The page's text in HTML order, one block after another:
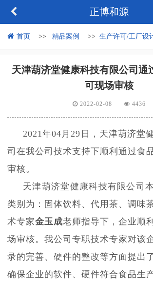
正博和源
首页 精品案例 生产许可/工厂设
天津葫济堂健康科技有限公司通
可现场审核
2022-02-08 4436
2021年04 月29 日， 天津葫济堂
司 在我公司技术支持下顺利通过食
审核。
天津葫济堂健康科技有限公司
类别为：固体饮料、代用 茶、调味
术专家金玉成老师指导下，企业顺
场审核。我公司专职技术专家对该
录的完善、硬件的整改等方面提出
确保企业的软件、硬件符合食品生